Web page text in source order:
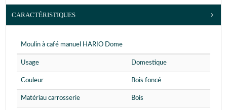
CARACTÉRISTIQUES
Moulin à café manuel HARIO Dome
Usage Domestique
Couleur Bois foncé
Matériau carrosserie Bois